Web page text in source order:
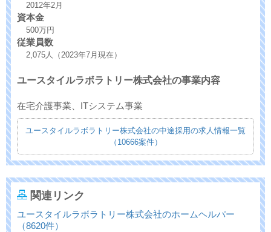
2012年2月
資本金
500万円
従業員数
2,075人（2023年7月現在）
ユースタイルラボラトリー株式会社の事業内容
在宅介護事業、ITシステム事業
ユースタイルラボラトリー株式会社の中途採用の求人情報一覧
（10666案件）
関連リンク
ユースタイルラボラトリー株式会社のホームヘルパー
（8620件）